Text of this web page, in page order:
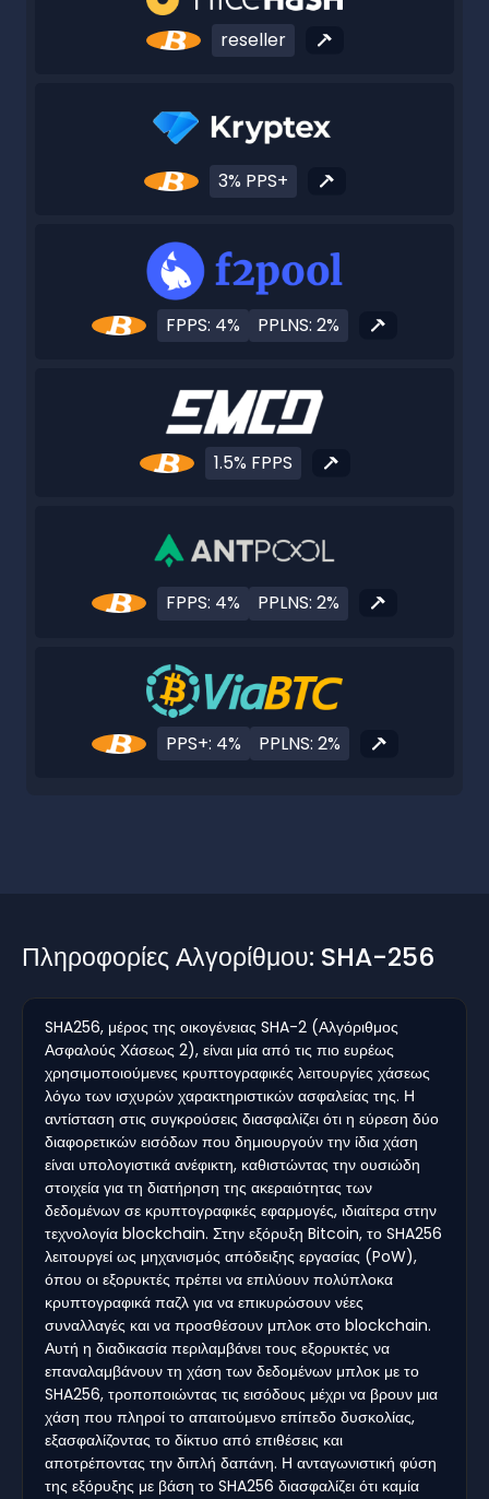
reseller
3% PPS+
FPPS: 4% PPLNS: 2%
1.5% FPPS
FPPS: 4% PPLNS: 2%
PPS+: 4% PPLNS: 2%
Πληροφορίες Αλγορίθμου: SHA-256
SHA256, μέρος της οικογένειας SHA-2 (Αλγόριθμος
Ασφαλούς Χάσεως 2), είναι μία από τις πιο ευρέως
χρησιμοποιούμενες κρυπτογραφικές λειτουργίες χάσεως
λόγω των ισχυρών χαρακτηριστικών ασφαλείας της. Η
αντίσταση στις συγκρούσεις διασφαλίζει ότι η εύρεση δύο
διαφορετικών εισόδων που δημιουργούν την ίδια χάση
είναι υπολογιστικά ανέφικτη, καθιστώντας την ουσιώδη
στοιχεία για τη διατήρηση της ακεραιότητας των
δεδομένων σε κρυπτογραφικές εφαρμογές, ιδιαίτερα στην
τεχνολογία blockchain. Στην εξόρυξη Bitcoin, το SHA256
λειτουργεί ως μηχανισμός απόδειξης εργασίας (PoW),
όπου οι εξορυκτές πρέπει να επιλύουν πολύπλοκα
κρυπτογραφικά παζλ για να επικυρώσουν νέες
συναλλαγές και να προσθέσουν μπλοκ στο blockchain.
Αυτή η διαδικασία περιλαμβάνει τους εξορυκτές να
επαναλαμβάνουν τη χάση των δεδομένων μπλοκ με το
SHA256, τροποποιώντας τις εισόδους μέχρι να βρουν μια
χάση που πληροί το απαιτούμενο επίπεδο δυσκολίας,
εξασφαλίζοντας το δίκτυο από επιθέσεις και
αποτρέποντας την διπλή δαπάνη. Η ανταγωνιστική φύση
της εξόρυξης με βάση το SHA256 διασφαλίζει ότι καμία